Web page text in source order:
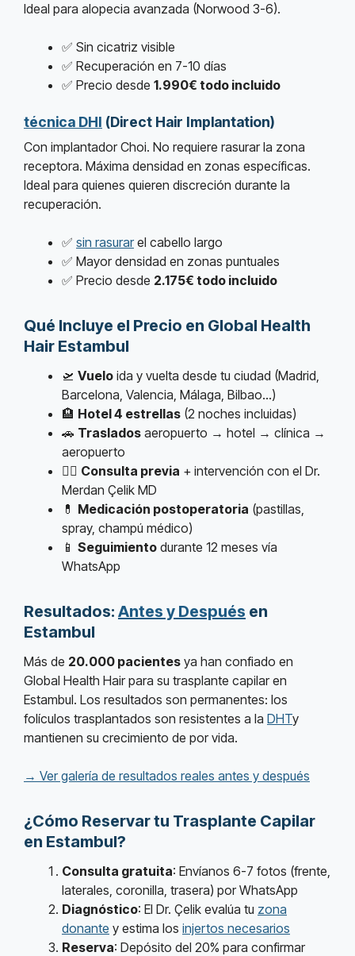
Ideal para alopecia avanzada (Norwood 3-6).
✅ Sin cicatriz visible
✅ Recuperación en 7-10 días
✅ Precio desde 1.990€ todo incluido
técnica DHI (Direct Hair Implantation)
Con implantador Choi. No requiere rasurar la zona
receptora. Máxima densidad en zonas específicas.
Ideal para quienes quieren discreción durante la
recuperación.
✅ sin rasurarel cabello largo
✅ Mayor densidad en zonas puntuales
✅ Precio desde 2.175€ todo incluido
Qué Incluye el Precio en Global Health
Hair Estambul
🛫 Vuelo ida y vuelta desde tu ciudad (Madrid,
Barcelona, Valencia, Málaga, Bilbao…)
🏨 Hotel 4 estrellas (2 noches incluidas)
🚗 Traslados aeropuerto → hotel → clínica →
aeropuerto
👨‍⚕️ Consulta previa + intervención con el Dr.
Merdan Çelik MD
💊 Medicación postoperatoria (pastillas,
spray, champú médico)
📱 Seguimiento durante 12 meses vía
WhatsApp
Resultados: Antes y Después en
Estambul
Más de 20.000 pacientes ya han confiado en
Global Health Hair para su trasplante capilar en
Estambul. Los resultados son permanentes: los
folículos trasplantados son resistentes a la DHTy
mantienen su crecimiento de por vida.
→ Ver galería de resultados reales antes y después
¿Cómo Reservar tu Trasplante Capilar
en Estambul?
Consulta gratuita: Envíanos 6-7 fotos (frente,
laterales, coronilla, trasera) por WhatsApp
Diagnóstico: El Dr. Çelik evalúa tu zona
donante y estima los injertos necesarios
Reserva: Depósito del 20% para confirmar